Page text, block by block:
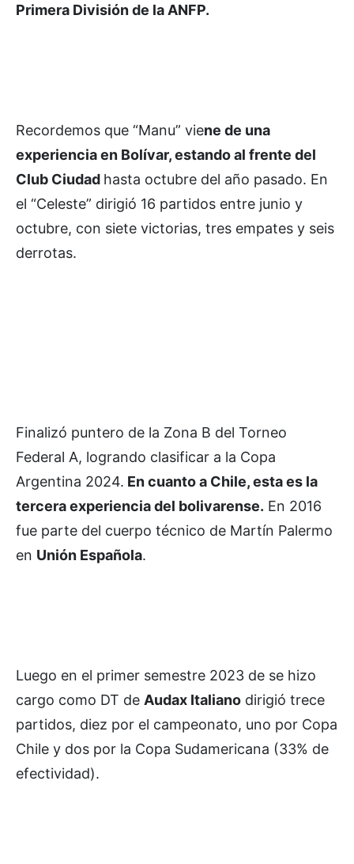
Primera División de la ANFP.
Recordemos que “Manu” viene de una
experiencia en Bolívar, estando al frente del
Club Ciudad hasta octubre del año pasado. En
el “Celeste” dirigió 16 partidos entre junio y
octubre, con siete victorias, tres empates y seis
derrotas.
Finalizó puntero de la Zona B del Torneo
Federal A, logrando clasificar a la Copa
Argentina 2024. En cuanto a Chile, esta es la
tercera experiencia del bolivarense. En 2016
fue parte del cuerpo técnico de Martín Palermo
en Unión Española.
Luego en el primer semestre 2023 de se hizo
cargo como DT de Audax Italiano dirigió trece
partidos, diez por el campeonato, uno por Copa
Chile y dos por la Copa Sudamericana (33% de
efectividad).